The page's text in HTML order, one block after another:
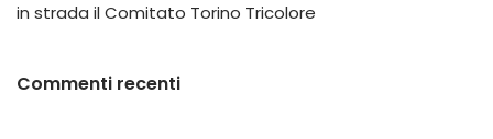
in strada il Comitato Torino Tricolore
Commenti recenti